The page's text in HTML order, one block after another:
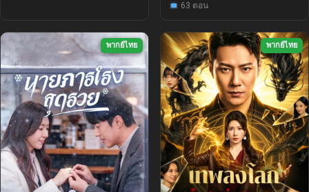
63 ตอน
พากย์ไทย พากย์ไทย